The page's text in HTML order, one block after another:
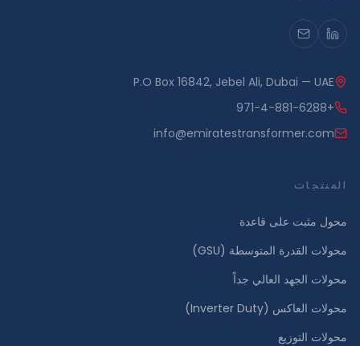
P.O Box 16842, Jebel Ali, Dubai — UAE
+971-4-881-6288
info@emiratestransformer.com
المنتجات
محول مثبت على قاعدة
محولات القدرة المتوسطة (GSU)
محولات الجهد العالي جداً
محولات العاكس (Inverter Duty)
محولات التوزيع